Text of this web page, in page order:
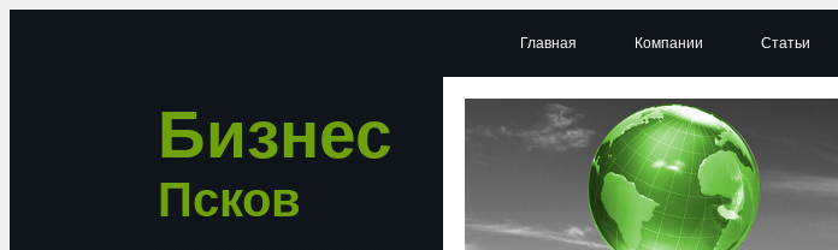
Бизнес
Псков
Главная Компании Статьи